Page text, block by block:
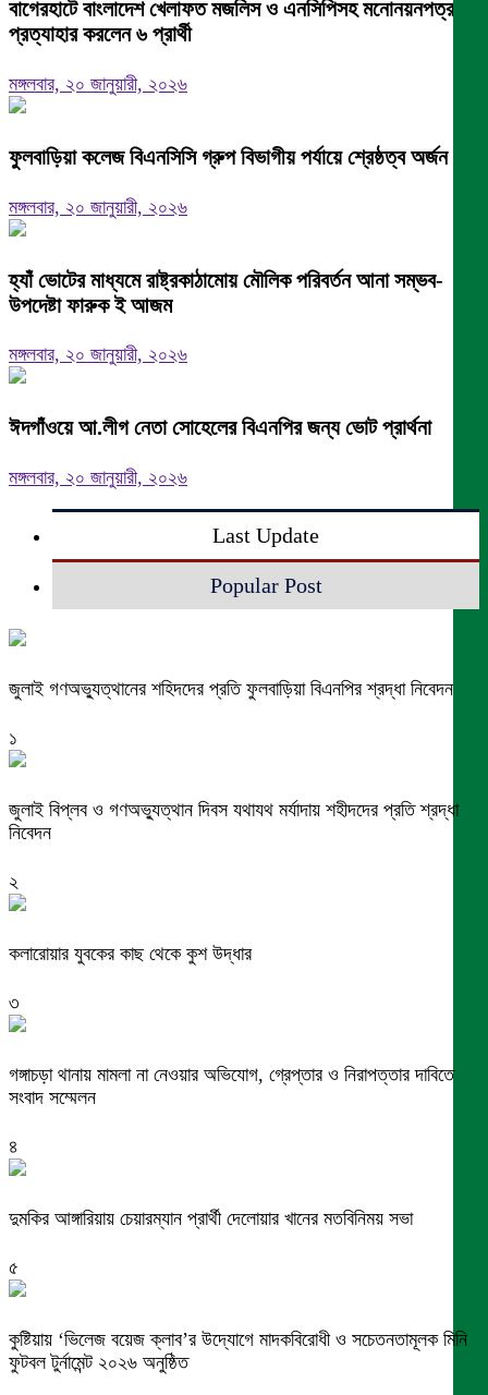
বাগেরহাটে বাংলাদেশ খেলাফত মজলিস ও এনসিপিসহ মনোনয়নপত্র
প্রত্যাহার করলেন ৬ প্রার্থী
মঙ্গলবার, ২০ জানুয়ারী, ২০২৬
ফুলবাড়িয়া কলেজ বিএনসিসি গ্রুপ বিভাগীয় পর্যায়ে শ্রেষ্ঠত্ব অর্জন।
মঙ্গলবার, ২০ জানুয়ারী, ২০২৬
হ্যাঁ ভোটের মাধ্যমে রাষ্ট্রকাঠামোয় মৌলিক পরিবর্তন আনা সম্ভব-
উপদেষ্টা ফারুক ই আজম
মঙ্গলবার, ২০ জানুয়ারী, ২০২৬
ঈদগাঁওয়ে আ.লীগ নেতা সোহেলের বিএনপির জন্য ভোট প্রার্থনা
মঙ্গলবার, ২০ জানুয়ারী, ২০২৬
Last Update
Popular Post
জুলাই গণঅভ্যুত্থানের শহিদদের প্রতি ফুলবাড়িয়া বিএনপির শ্রদ্ধা নিবেদন
১
জুলাই বিপ্লব ও গণঅভ্যুত্থান দিবস যথাযথ মর্যাদায় শহীদদের প্রতি শ্রদ্ধা
নিবেদন
২
কলারোয়ার যুবকের কাছ থেকে কুশ উদ্ধার
৩
গঙ্গাচড়া থানায় মামলা না নেওয়ার অভিযোগ, গ্রেপ্তার ও নিরাপত্তার দাবিতে
সংবাদ সম্মেলন
৪
দুমকির আঙ্গারিয়ায় চেয়ারম্যান প্রার্থী দেলোয়ার খানের মতবিনিময় সভা
৫
কুষ্টিয়ায় ‘ভিলেজ বয়েজ ক্লাব’র উদ্যোগে মাদকবিরোধী ও সচেতনতামূলক মিনি
ফুটবল টুর্নামেন্ট ২০২৬ অনুষ্ঠিত